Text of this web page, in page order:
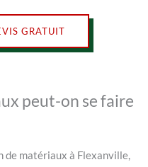
GRATUIT
peut-on se faire
matériaux à Flexanville,